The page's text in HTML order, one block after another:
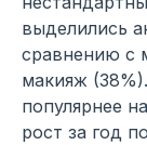
выделились
сравнению с
макияж
популярнее
рост за год